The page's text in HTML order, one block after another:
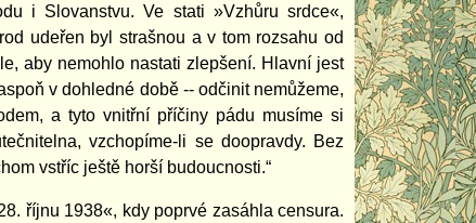
i Slovanstvu. Ve stati »Vzhůru srdce«,
udeřen byl strašnou a v tom rozsahu od
aby nemohlo nastati zlepšení. Hlavní jest
v dohledné době -- odčinit nemůžeme,
a tyto vnitřní příčiny pádu musíme si
vzchopíme-li se doopravdy. Bez
vstříc ještě horší budoucnosti.“
říjnu 1938«, kdy poprvé zasáhla censura.